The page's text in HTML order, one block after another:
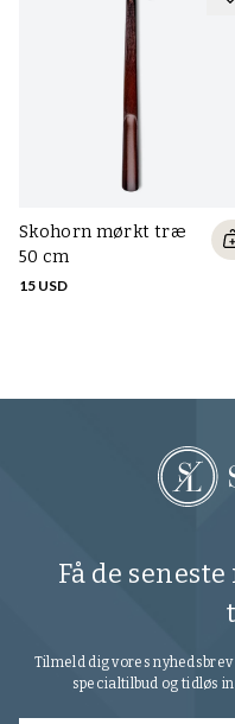
Skohorn mørkt træ
50 cm
15 USD
Få de
Tilmeld dig vores
specialtilbud og tidløs